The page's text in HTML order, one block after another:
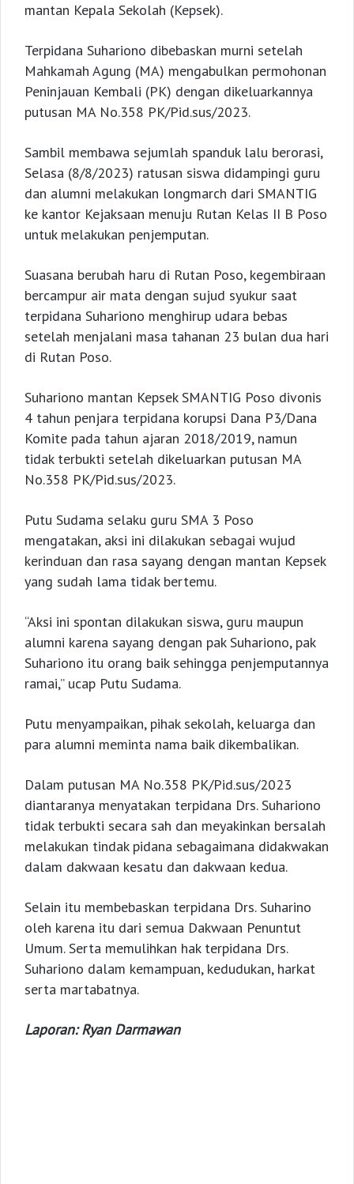
mantan Kepala Sekolah (Kepsek).
Terpidana Suhariono dibebaskan murni setelah
Mahkamah Agung (MA) mengabulkan permohonan
Peninjauan Kembali (PK) dengan dikeluarkannya
putusan MA No.358 PK/Pid.sus/2023.
Sambil membawa sejumlah spanduk lalu berorasi,
Selasa (8/8/2023) ratusan siswa didampingi guru
dan alumni melakukan longmarch dari SMANTIG
ke kantor Kejaksaan menuju Rutan Kelas II B Poso
untuk melakukan penjemputan.
Suasana berubah haru di Rutan Poso, kegembiraan
bercampur air mata dengan sujud syukur saat
terpidana Suhariono menghirup udara bebas
setelah menjalani masa tahanan 23 bulan dua hari
di Rutan Poso.
Suhariono mantan Kepsek SMANTIG Poso divonis
4 tahun penjara terpidana korupsi Dana P3/Dana
Komite pada tahun ajaran 2018/2019, namun
tidak terbukti setelah dikeluarkan putusan MA
No.358 PK/Pid.sus/2023.
Putu Sudama selaku guru SMA 3 Poso
mengatakan, aksi ini dilakukan sebagai wujud
kerinduan dan rasa sayang dengan mantan Kepsek
yang sudah lama tidak bertemu.
“Aksi ini spontan dilakukan siswa, guru maupun
alumni karena sayang dengan pak Suhariono, pak
Suhariono itu orang baik sehingga penjemputannya
ramai,” ucap Putu Sudama.
Putu menyampaikan, pihak sekolah, keluarga dan
para alumni meminta nama baik dikembalikan.
Dalam putusan MA No.358 PK/Pid.sus/2023
diantaranya menyatakan terpidana Drs. Suhariono
tidak terbukti secara sah dan meyakinkan bersalah
melakukan tindak pidana sebagaimana didakwakan
dalam dakwaan kesatu dan dakwaan kedua.
Selain itu membebaskan terpidana Drs. Suharino
oleh karena itu dari semua Dakwaan Penuntut
Umum. Serta memulihkan hak terpidana Drs.
Suhariono dalam kemampuan, kedudukan, harkat
serta martabatnya.
Laporan: Ryan Darmawan